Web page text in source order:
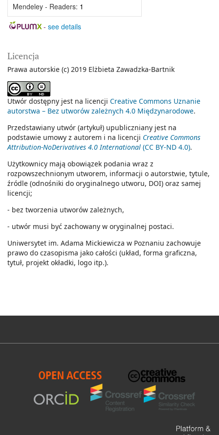
Mendeley - Readers: 1
- see details
Licencja
Prawa autorskie (c) 2019 Elżbieta Zawadzka-Bartnik
Utwór dostępny jest na licencji Creative Commons Uznanie
autorstwa – Bez utworów zależnych 4.0 Międzynarodowe.
Przedstawiany utwór (artykuł) upubliczniany jest na
podstawie umowy z autorem i na licencji Creative Commons
Attribution-NoDerivatives 4.0 International (CC BY-ND 4.0).
Użytkownicy mają obowiązek podania wraz z
rozpowszechnionym utworem, informacji o autorstwie, tytule,
źródle (odnośniki do oryginalnego utworu, DOI) oraz samej
licencji;
- bez tworzenia utworów zależnych,
- utwór musi być zachowany w oryginalnej postaci.
Uniwersytet im. Adama Mickiewicza w Poznaniu zachowuje
prawo do czasopisma jako całości (układ, forma graficzna,
tytuł, projekt okładki, logo itp.).